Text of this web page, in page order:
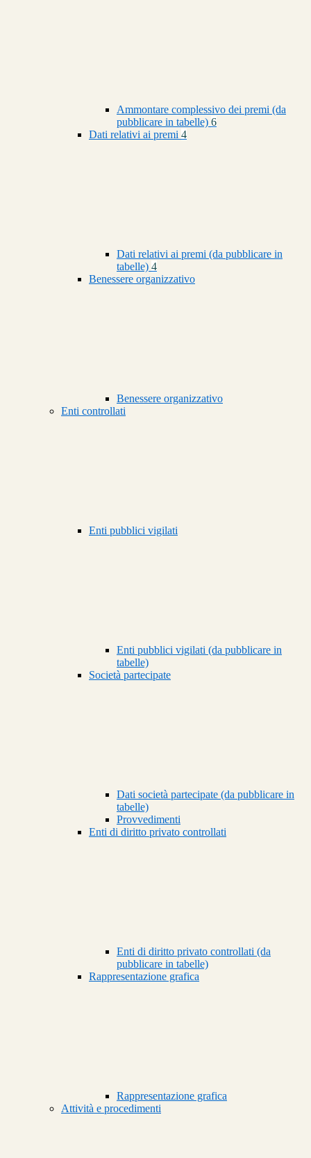
Ammontare complessivo dei premi (da
pubblicare in tabelle) 6
Dati relativi ai premi 4
Dati relativi ai premi (da pubblicare in
tabelle) 4
Benessere organizzativo
Benessere organizzativo
Enti controllati
Enti pubblici vigilati
Enti pubblici vigilati (da pubblicare in
tabelle)
Società partecipate
Dati società partecipate (da pubblicare in
tabelle)
Provvedimenti
Enti di diritto privato controllati
Enti di diritto privato controllati (da
pubblicare in tabelle)
Rappresentazione grafica
Rappresentazione grafica
Attività e procedimenti